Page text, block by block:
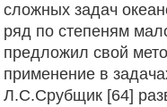
сложных задач
ряд по степеням
предложил свой
применение в
Л.С.Срубщик [64]